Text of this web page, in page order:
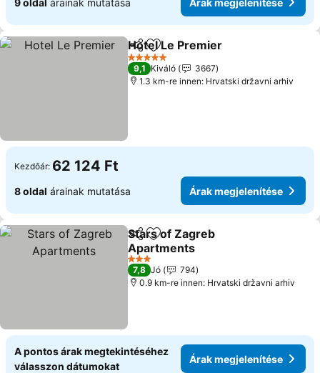
Megosztás
Hozzáadás a kedvencekhez
Hotel Le Premier
5 Kategória
9,1 Kiváló
3667
1.3 km-re innen: Hrvatski državni arhiv
Kezdőár: 62 124 Ft
8 oldal árainak mutatása Árak megjelenítése
Megosztás
Hozzáadás a kedvencekhez
Stars of Zagreb
Apartments
3 Kategória
7,8 Jó
794
0.9 km-re innen: Hrvatski državni arhiv
A pontos árak megtekintéséhez
válasszon dátumokat
Árak megjelenítése